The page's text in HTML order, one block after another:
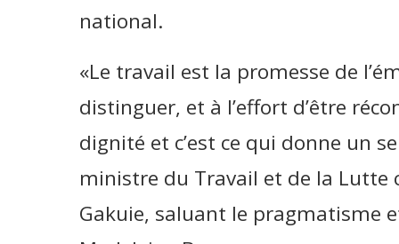
national.
«Le travail est la promesse de
distinguer, et à l’effort d’être
dignité et c’est ce qui donne un
ministre du Travail et de la Lutte
Gakuie, saluant le pragmatisme